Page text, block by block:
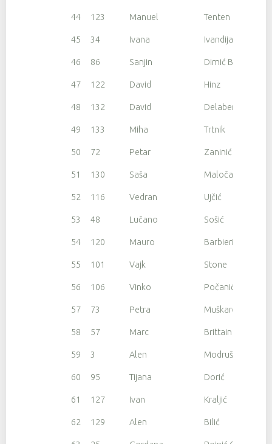
44 123 Manuel Tenten
45 34 Ivana Ivandija
46 86 Sanjin Dimić Boljunčić
47 122 David Hinz
48 132 David Delabernardina
49 133 Miha Trtnik
50 72 Petar Zaninić
51 130 Saša Maloča
52 116 Vedran Ujčić
53 48 Lučano Sošić
54 120 Mauro Barbieri
55 101 Vajk Stone
56 106 Vinko Počanić
57 73 Petra Muškardin
58 57 Marc Brittain
59 3 Alen Modrušan
60 95 Tijana Dorić
61 127 Ivan Kraljić
62 129 Alen Bilić